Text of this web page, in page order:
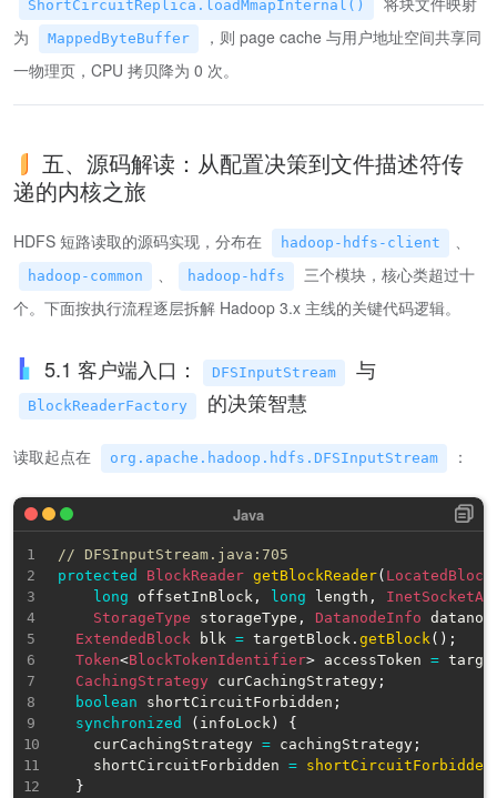
ShortCircuitReplica.loadMmapInternal()
为
MappedByteBuffer
，则 page cache 与用户地址空间共享同
一物理页，CPU 拷贝降为 0 次。
五、源码解读：从配置决策到文件描述符传
递的内核之旅
HDFS 短路读取的源码实现，分布在 hadoop-hdfs-client
hadoop-common hadoop-hdfs
三个模块，核心类超过十
个。下面按执行流程逐层拆解 Hadoop 3.x 主线的关键代码逻辑。
5.1 客户端入口： DFSInputStream 与
BlockReaderFactory 的决策智慧
读取起点在 org.apache.hadoop.hdfs.DFSInputStream ：
// DFSInputStream.java:705
protected
BlockReader getBlockReader( LocatedBlock
long offsetInBlock , long length ,
StorageType storageType , DatanodeInfo
ExtendedBlock blk = targetBlock . getBlock ( ) ;
Token<BlockTokenIdentifier> accessToken =
CachingStrategy curCachingStrategy ;
boolean shortCircuitForbidden ;
synchronized
( infoLock )
{
    curCachingStrategy
= cachingStrategy ;
    shortCircuitForbidden
= shortCircuitForbidden
}